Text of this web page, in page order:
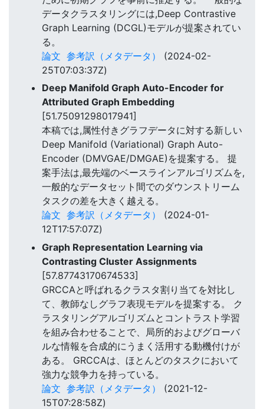
データクラスタリングには,Deep Contrastive
Graph Learning (DCGL)モデルが提案されてい
る。
論文 参考訳（メタデータ）
(2024-02-
25T07:03:37Z)
Deep Manifold Graph Auto-Encoder for
Attributed Graph Embedding
[51.75091298017941]
本稿では,属性付きグラフデータに対する新しい
Deep Manifold (Variational) Graph Auto-
Encoder (DMVGAE/DMGAE)を提案する。 提
案手法は,最先端のベースラインアルゴリズムを,
一般的なデータセット間でのダウンストリーム
タスクの差を大きく越える。
論文 参考訳（メタデータ）
(2024-01-
12T17:57:07Z)
Graph Representation Learning via
Contrasting Cluster Assignments
[57.87743170674533]
GRCCAと呼ばれるクラスタ割り当てを対比し
て、教師なしグラフ表現モデルを提案する。 ク
ラスタリングアルゴリズムとコントラスト学習
を組み合わせることで、局所的およびグローバ
ルな情報を合成的にうまく活用する動機付けが
ある。 GRCCAは、ほとんどのタスクにおいて
強力な競争力を持っている。
論文 参考訳（メタデータ）
(2021-12-
15T07:28:58Z)